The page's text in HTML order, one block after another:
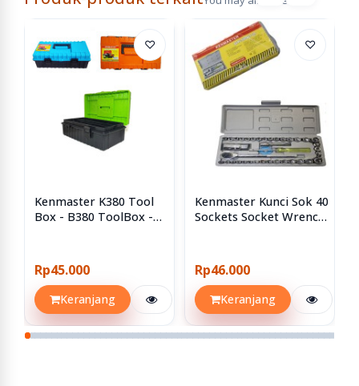
♡
Kenmaster K380 Tool
Box - B380 ToolBox -
Rp45.000
Keranjang
♡
Kenmaster Kunci Sok 40
Sockets Socket Wrench
Rp46.000
Keranjang